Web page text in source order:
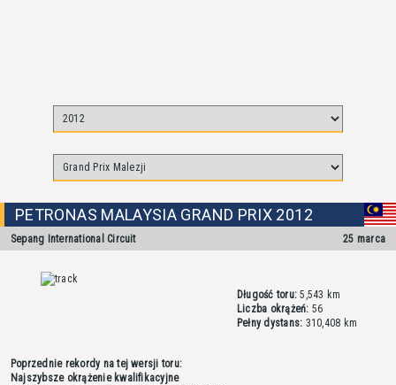
PETRONAS MALAYSIA GRAND PRIX 2012
Sepang International Circuit 25 marca
Długość toru:5,543 km
Liczba okrążeń: 56
Pełny dystans: 310,408 km
Poprzednie rekordy na tej wersji toru:
Najszybsze okrążenie kwalifikacyjne